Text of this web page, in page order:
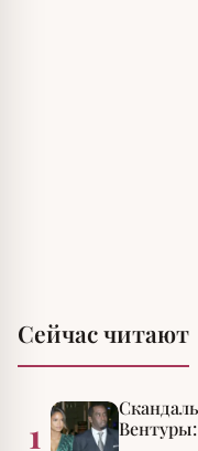
Сейчас читают
1
Вентуры: